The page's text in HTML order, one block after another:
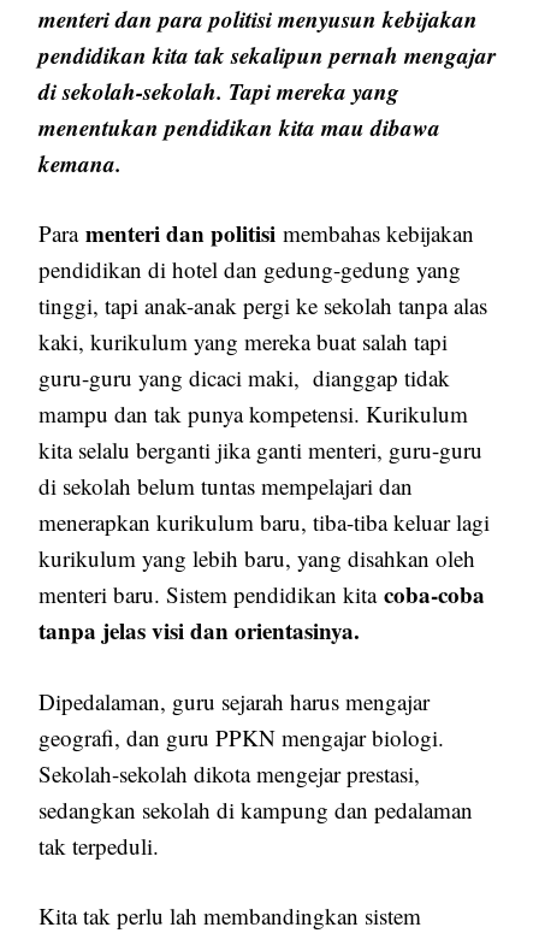
menteri dan para politisi menyusun kebijakan
pendidikan kita tak sekalipun pernah mengajar
di sekolah-sekolah. Tapi mereka yang
menentukan pendidikan kita mau dibawa
kemana.
Para menteri dan politisi membahas kebijakan
pendidikan di hotel dan gedung-gedung yang
tinggi, tapi anak-anak pergi ke sekolah tanpa alas
kaki, kurikulum yang mereka buat salah tapi
guru-guru yang dicaci maki, dianggap tidak
mampu dan tak punya kompetensi. Kurikulum
kita selalu berganti jika ganti menteri, guru-guru
di sekolah belum tuntas mempelajari dan
menerapkan kurikulum baru, tiba-tiba keluar lagi
kurikulum yang lebih baru, yang disahkan oleh
menteri baru. Sistem pendidikan kita coba-coba
tanpa jelas visi dan orientasinya.
Dipedalaman, guru sejarah harus mengajar
geografi, dan guru PPKN mengajar biologi.
Sekolah-sekolah dikota mengejar prestasi,
sedangkan sekolah di kampung dan pedalaman
tak terpeduli.
Kita tak perlu lah membandingkan sistem